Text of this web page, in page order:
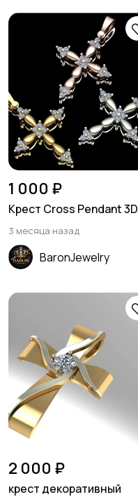
1 000 ₽
Крест Cross Pendant 3D
3 месяца назад
BaronJewelry
2 000 ₽
крест декоративный